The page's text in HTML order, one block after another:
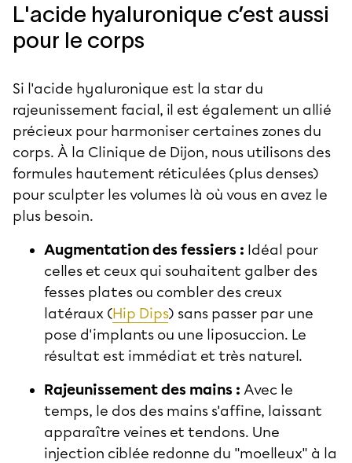
L'acide hyaluronique c’est aussi
pour le corps
Si l'acide hyaluronique est la star du
rajeunissement facial, il est également un allié
précieux pour harmoniser certaines zones du
corps. À la Clinique de Dijon, nous utilisons des
formules hautement réticulées (plus denses)
pour sculpter les volumes là où vous en avez le
plus besoin.
Augmentation des fessiers : Idéal pour
celles et ceux qui souhaitent galber des
fesses plates ou combler des creux
latéraux (Hip Dips) sans passer par une
pose d'implants ou une liposuccion. Le
résultat est immédiat et très naturel.
Rajeunissement des mains : Avec le
temps, le dos des mains s'affine, laissant
apparaître veines et tendons. Une
injection ciblée redonne du "moelleux" à la